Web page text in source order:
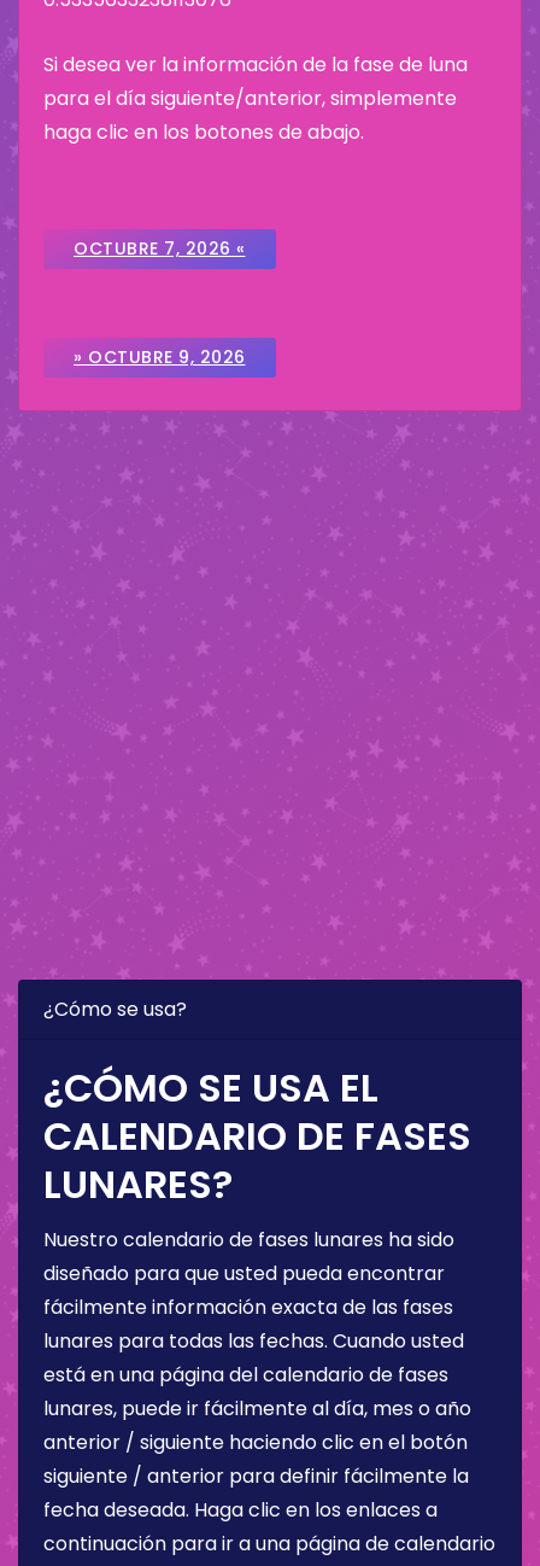
Si desea ver la información de la fase de luna
para el día siguiente/anterior, simplemente
haga clic en los botones de abajo.
OCTUBRE 7, 2026 «
» OCTUBRE 9, 2026
¿Cómo se usa?
¿CÓMO SE USA EL
CALENDARIO DE FASES
LUNARES?
Nuestro calendario de fases lunares ha sido
diseñado para que usted pueda encontrar
fácilmente información exacta de las fases
lunares para todas las fechas. Cuando usted
está en una página del calendario de fases
lunares, puede ir fácilmente al día, mes o año
anterior / siguiente haciendo clic en el botón
siguiente / anterior para definir fácilmente la
fecha deseada. Haga clic en los enlaces a
continuación para ir a una página de calendario